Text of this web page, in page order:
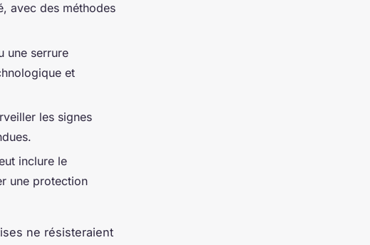
avec des méthodes
une serrure
et
les signes
inclure le
une protection
ne résisteraient